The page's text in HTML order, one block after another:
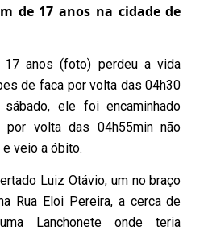
de 17 anos na cidade de
17 anos (foto) perdeu a vida
de faca por volta das 04h30
ele foi encaminhado
por volta das 04h55min não
veio a óbito.
Luiz Otávio, um no braço
Rua Eloi Pereira, a cerca de
Lanchonete onde teria